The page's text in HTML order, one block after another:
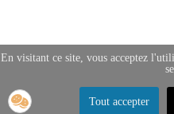
En visitant ce site, vous acceptez
Tout accepter